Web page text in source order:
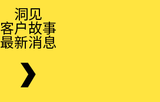
洞见
客户故事
最新消息